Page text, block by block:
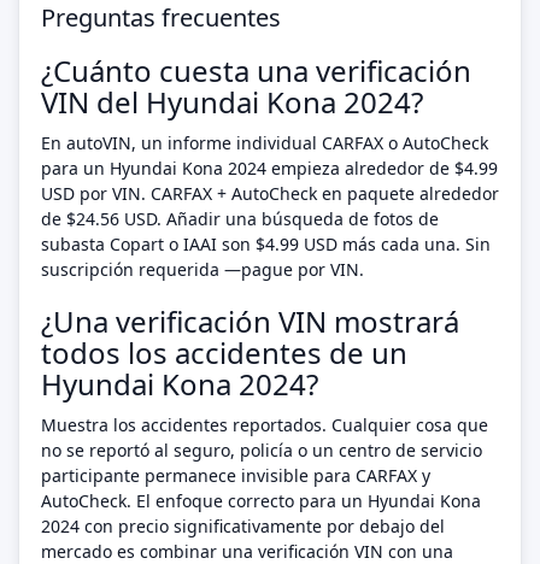
Preguntas frecuentes
¿Cuánto cuesta una verificación
VIN del Hyundai Kona 2024?
En autoVIN, un informe individual CARFAX o AutoCheck
para un Hyundai Kona 2024 empieza alrededor de $4.99
USD por VIN. CARFAX + AutoCheck en paquete alrededor
de $24.56 USD. Añadir una búsqueda de fotos de
subasta Copart o IAAI son $4.99 USD más cada una. Sin
suscripción requerida —pague por VIN.
¿Una verificación VIN mostrará
todos los accidentes de un
Hyundai Kona 2024?
Muestra los accidentes reportados. Cualquier cosa que
no se reportó al seguro, policía o un centro de servicio
participante permanece invisible para CARFAX y
AutoCheck. El enfoque correcto para un Hyundai Kona
2024 con precio significativamente por debajo del
mercado es combinar una verificación VIN con una